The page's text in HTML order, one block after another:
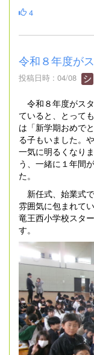
4
令和８年度が
投稿日時 : 04/08
令和８年度がス
ていると、とって
は「新学期おめで
る子もいました。
一気に明るくなり
う、一緒に１年間
た。
新任式、始業式
雰囲気に包まれて
竜王西小学校スタ
す。